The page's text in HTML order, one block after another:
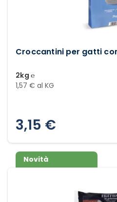
Croccantini per gatti
2kg ℮
1,57 € al KG
3,15 €
Novità